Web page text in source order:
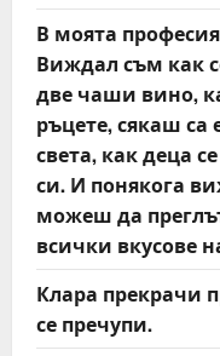
В моята
Виждал съм как
две чаши вино,
ръцете, сякаш са
света, как деца
си. И понякога
можеш да
всички вкусове
Клара прекрачи
се пречупи.